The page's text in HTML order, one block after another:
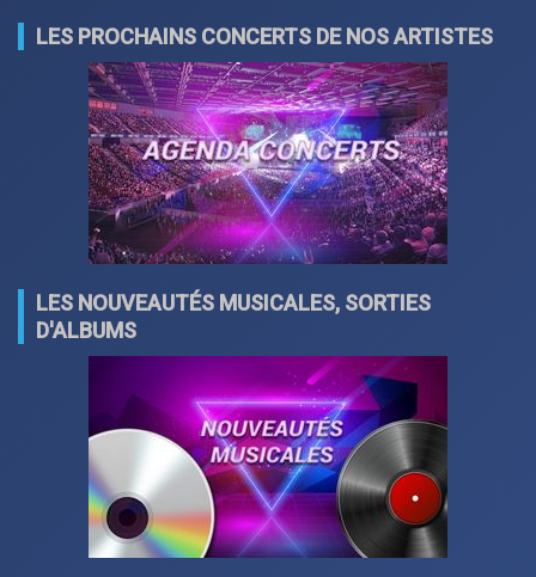
LES PROCHAINS CONCERTS DE NOS ARTISTES
LES NOUVEAUTÉS MUSICALES, SORTIES
D'ALBUMS